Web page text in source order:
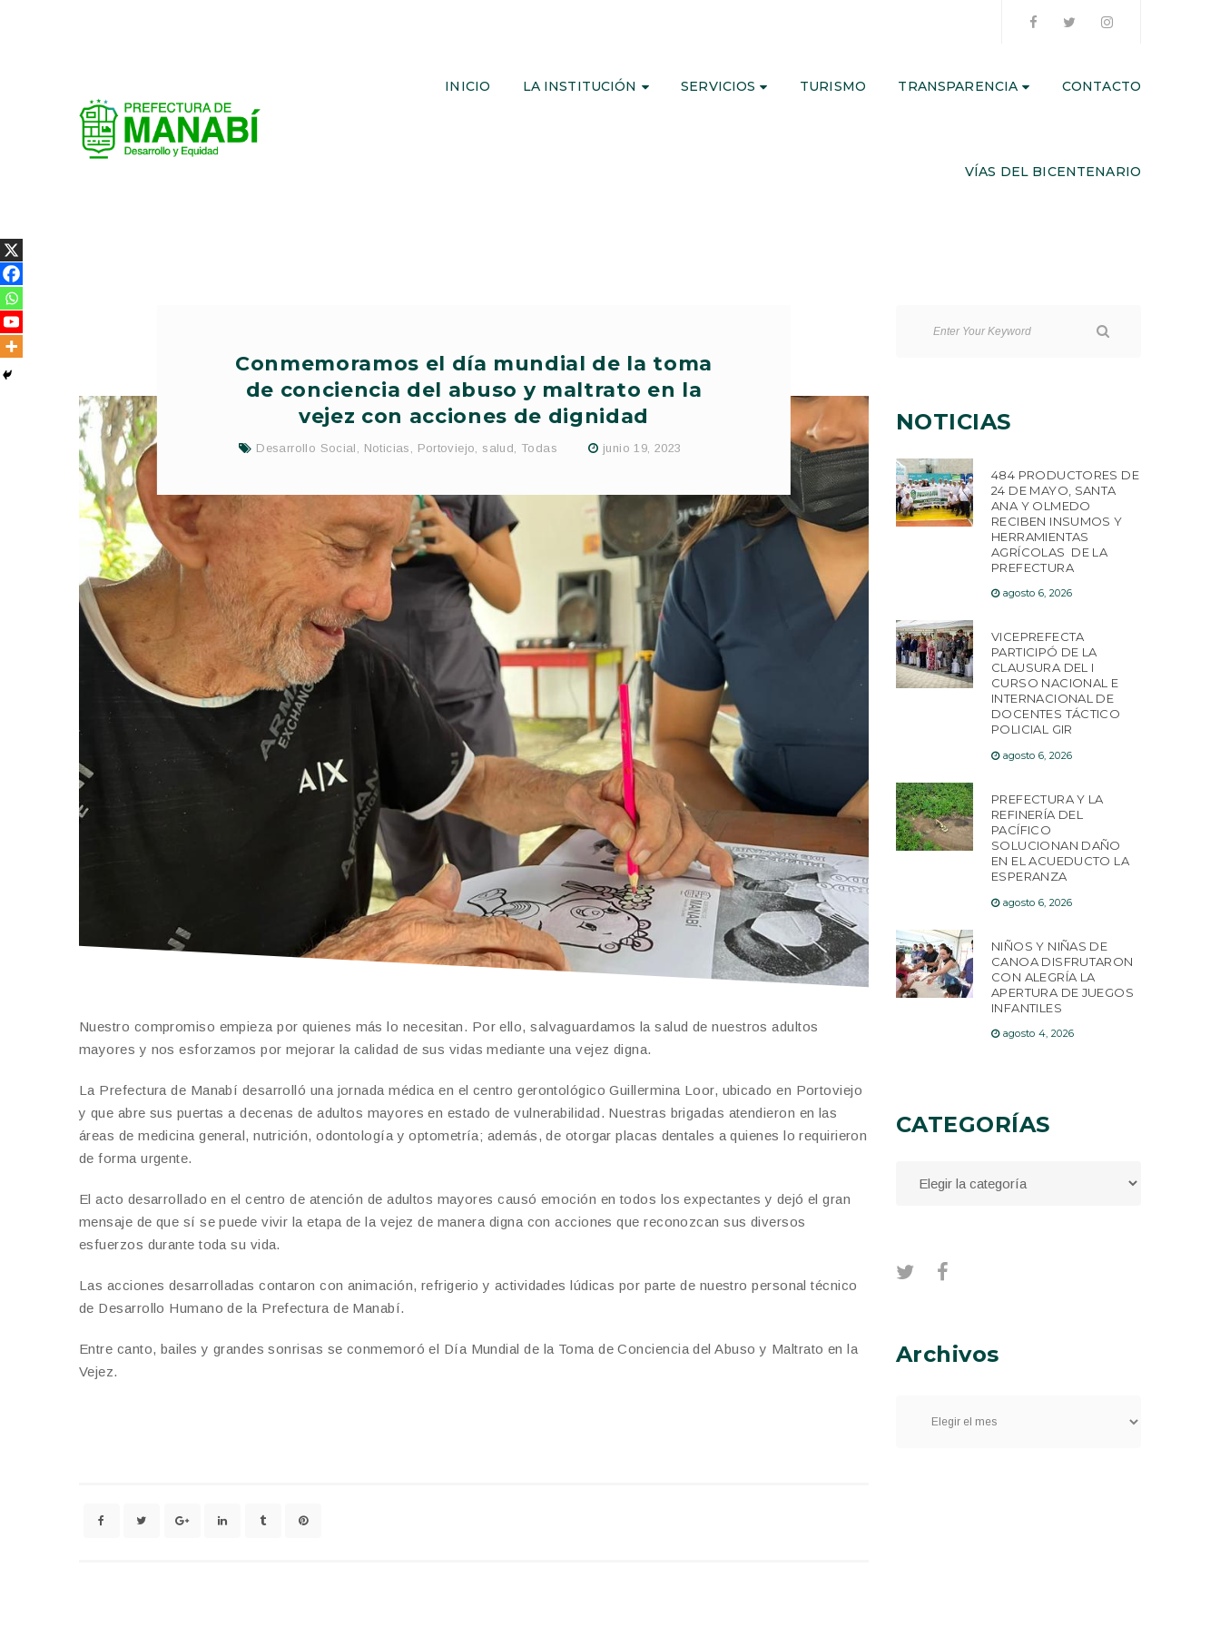
INICIO LA INSTITUCIÓN SERVICIOS TURISMO TRANSPARENCIA CONTACTO
VÍAS DEL BICENTENARIO
Conmemoramos el día mundial de la toma
de conciencia del abuso y maltrato en la
vejez con acciones de dignidad
Desarrollo Social , Noticias , Portoviejo, salud, Todas junio 19, 2023
Nuestro compromiso empieza por quienes más lo necesitan. Por ello, salvaguardamos la salud de nuestros adultos
mayores y nos esforzamos por mejorar la calidad de sus vidas mediante una vejez digna.
La Prefectura de Manabí desarrolló una jornada médica en el centro gerontológico Guillermina Loor, ubicado en Portoviejo
y que abre sus puertas a decenas de adultos mayores en estado de vulnerabilidad. Nuestras brigadas atendieron en las
áreas de medicina general, nutrición, odontología y optometría; además, de otorgar placas dentales a quienes lo requirieron
de forma urgente.
El acto desarrollado en el centro de atención de adultos mayores causó emoción en todos los expectantes y dejó el gran
mensaje de que sí se puede vivir la etapa de la vejez de manera digna con acciones que reconozcan sus diversos
esfuerzos durante toda su vida.
Las acciones desarrolladas contaron con animación, refrigerio y actividades lúdicas por parte de nuestro personal técnico
de Desarrollo Humano de la Prefectura de Manabí.
Entre canto, bailes y grandes sonrisas se conmemoró el Día Mundial de la Toma de Conciencia del Abuso y Maltrato en la
Vejez.
NOTICIAS
484 PRODUCTORES DE
24 DE MAYO, SANTA
ANA Y OLMEDO
RECIBEN INSUMOS Y
HERRAMIENTAS
AGRÍCOLAS DE LA
PREFECTURA
agosto 6, 2026
VICEPREFECTA
PARTICIPÓ DE LA
CLAUSURA DEL I
CURSO NACIONAL E
INTERNACIONAL DE
DOCENTES TÁCTICO
POLICIAL GIR
agosto 6, 2026
PREFECTURA Y LA
REFINERÍA DEL
PACÍFICO
SOLUCIONAN DAÑO
EN EL ACUEDUCTO LA
ESPERANZA
agosto 6, 2026
NIÑOS Y NIÑAS DE
CANOA DISFRUTARON
CON ALEGRÍA LA
APERTURA DE JUEGOS
INFANTILES
agosto 4, 2026
CATEGORÍAS
Archivos